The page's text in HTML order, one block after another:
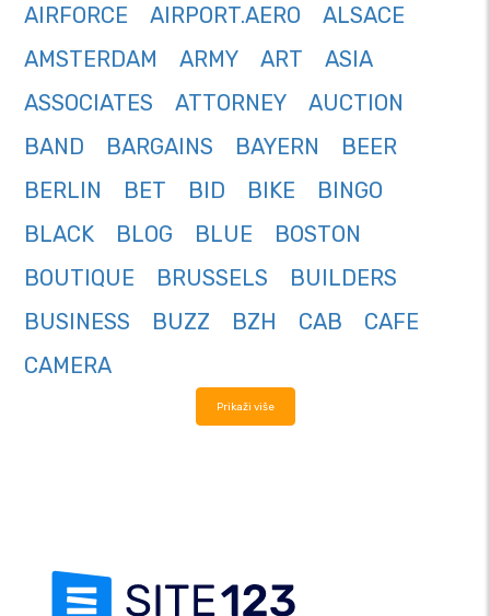
AIRFORCE
AIRPORT.AERO
ALSACE
AMSTERDAM
ARMY ART
ASIA
ASSOCIATES
ATTORNEY
AUCTION
BAND
BARGAINS BAYERN
BEER
BERLIN
BET BID BIKE
BINGO
BLACK
BLOG BLUE
BOSTON
BOUTIQUE
BRUSSELS
BUILDERS
BUSINESS
BUZZ BZH CAB
CAFE
CAMERA
Prikaži više